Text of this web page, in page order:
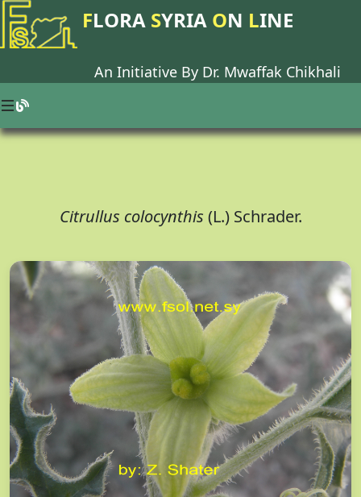
FLORA SYRIA ON LINE
An Initiative By Dr. Mwaffak Chikhali
Citrullus colocynthis (L.) Schrader.